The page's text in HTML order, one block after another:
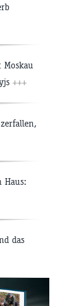
Moskau
+++
Haus:
das